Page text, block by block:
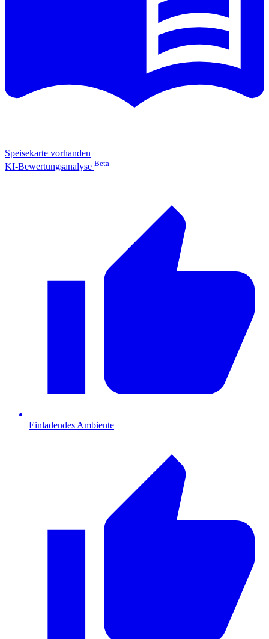
Speisekarte vorhanden
KI-Bewertungsanalyse Beta
Einladendes Ambiente